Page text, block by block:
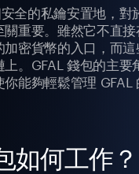
全的私鑰安置地，對
關重要。雖然它不直接
密貨幣的入口，而
。GFAL 錢包的主要
能夠輕鬆管理 GFAL
如何工作？